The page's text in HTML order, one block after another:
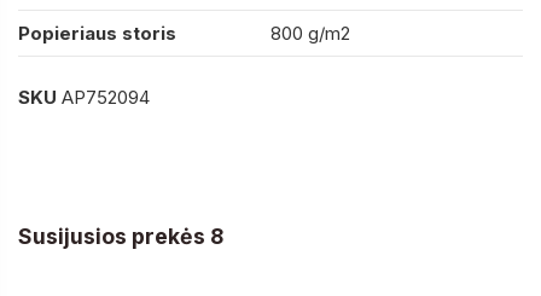
Popieriaus storis
800 g/m2
SKU AP752094
Susijusios prekės 8